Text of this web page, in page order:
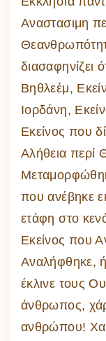
Αναστασιμη
διασαφηνίζει
Βηθλεέμ,
Ιορδάνη,
Εκείνος που
Αλήθεια περί
που ανέβηκε
ετάφη στο
Εκείνος που
Αναλήφθηκε,
έκλινε τους
άνθρωπος,
ανθρώπου!